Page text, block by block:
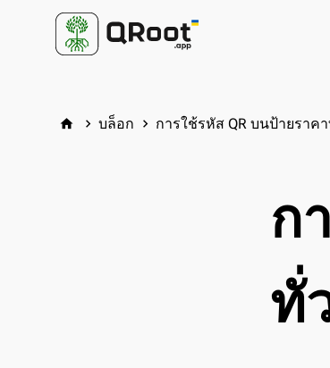
home keyboard_arrow_right บล็อก keyboard_arrow_right การใช้รหัส QR บนป้ายราค
ก
ทั่